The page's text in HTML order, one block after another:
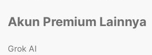
Akun Premium Lainnya
Grok AI